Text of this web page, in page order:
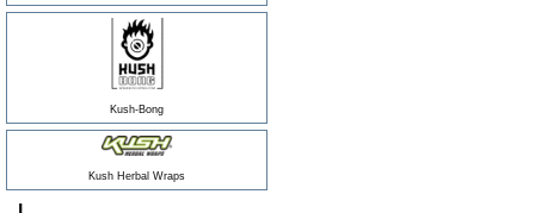
Kush-Bong
Kush Herbal Wraps